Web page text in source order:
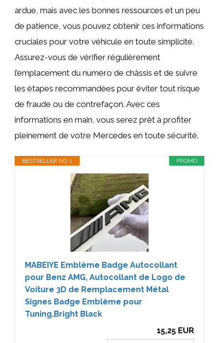
ardue, mais avec les bonnes ressources et un peu
de patience, vous pouvez obtenir ces informations
cruciales pour votre véhicule en toute simplicité.
Assurez-vous de vérifier régulièrement
l’emplacement du numéro de châssis et de suivre
les étapes recommandées pour éviter tout risque
de fraude ou de contrefaçon. Avec ces
informations en main, vous serez prêt à profiter
pleinement de votre Mercedes en toute sécurité.
PROMO
BESTSELLER NO. 1
MABEIYE Emblème Badge Autocollant
pour Benz AMG, Autocollant de Logo de
Voiture 3D de Remplacement Métal
Signes Badge Emblème pour
Tuning,Bright Black
15,25 EUR